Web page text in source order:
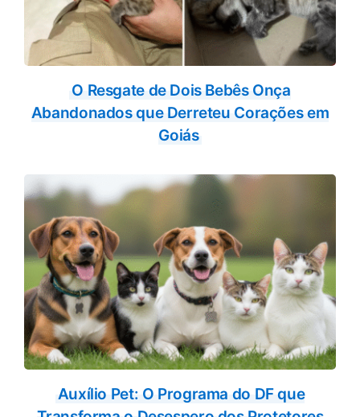
O Resgate de Dois Bebês Onça
Abandonados que Derreteu Corações em
Goiás
Auxílio Pet: O Programa do DF que